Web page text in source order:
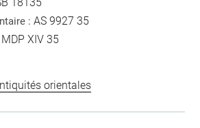
:AS 9927 35
MDP XIV 35
orientales